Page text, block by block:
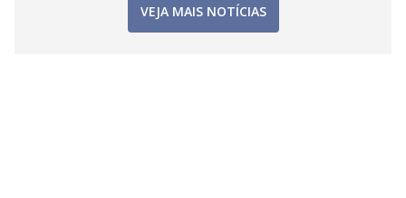
VEJA MAIS NOTÍCIAS